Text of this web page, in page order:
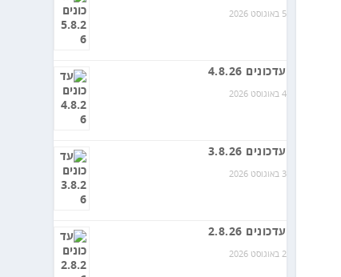
5 באוגוסט 2026
עדכונים 4.8.26
4 באוגוסט 2026
עדכונים 3.8.26
3 באוגוסט 2026
עדכונים 2.8.26
2 באוגוסט 2026